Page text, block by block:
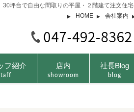
30坪台で自由な間取りの平屋・２階建て注文住
HOME
会社案内
フ紹介 店内
showroom
社長Blog
blog